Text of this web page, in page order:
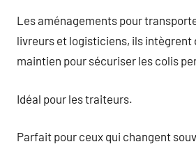
Les aménagements pour
livreurs et logisticiens, ils intègrent
maintien pour sécuriser les colis
Idéal pour les traiteurs.
Parfait pour ceux qui changent